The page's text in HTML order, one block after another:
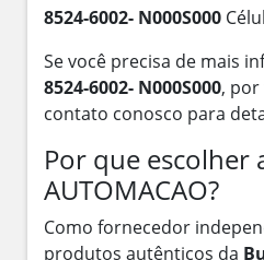
8524-6002- N000S000
Se você precisa de mais
8524-6002- N000S000,
contato conosco para
Por que escolher
AUTOMACAO?
Como fornecedor
produtos autênticos da